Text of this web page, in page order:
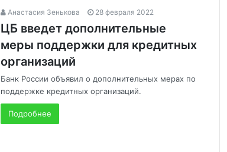
Анастасия Зенькова 28 февраля 2022
ЦБ введет дополнительные
меры поддержки для кредитных
организаций
Банк России объявил о дополнительных мерах по
поддержке кредитных организаций.
Подробнее